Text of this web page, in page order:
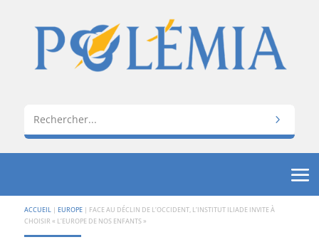
ACCUEIL | EUROPE| FACE AU DÉCLIN DE L’OCCIDENT, L’INSTITUT ILIADE INVITE À
CHOISIR « L’EUROPE DE NOS ENFANTS »